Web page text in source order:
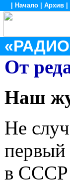
Начало Архив
От
Наш
Не
первый
в СССР